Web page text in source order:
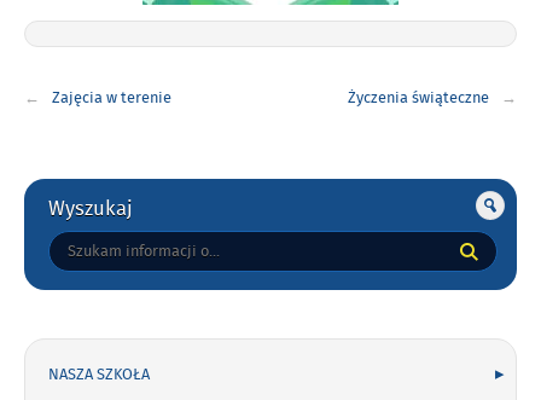
wpisu
Zajęcia w terenie Życzenia świąteczne
Gorne
Wyszukaj
Tutaj
wpisz
NASZA SZKOŁA